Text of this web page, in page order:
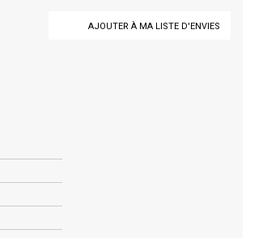
AJOUTER À MA LISTE D'ENVIES